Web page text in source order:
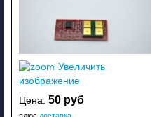
Увеличить
изображение
Цена: 50 руб